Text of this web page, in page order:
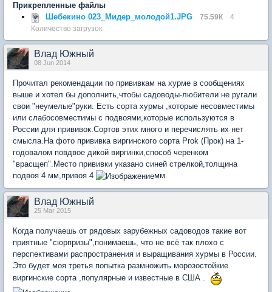
Прикрепленные файлы
Шебекино 023_Мидер_молодой1.JPG
75.59К
4
Количество загрузок:
Влад Южный
08 Jun 2014
Прочитал рекомендации по прививкам на хурме в сообщениях
выше и хотел бы дополнить,чтобы садоводы-любители не ругали
свои "неумелые"руки. Есть сорта хурмы ,которые несовместимы
или слабосовместимы с подвоями,которые используются в
России для прививок.Сортов этих много и перечислять их нет
смысла.На фото прививка виргинского сорта Prok (Прок) на 1-
годовалом повдвое дикой виргинки,способ черенком
"врасщеп".Место прививки указано синей стрелкой,толщина
подвоя 4 мм,привоя 4
мм.
Влад Южный
25 Mar 2015
Когда получаешь от рядовых зарубежных садоводов такие вот
приятные "сюрпризы",понимаешь, что не всё так плохо с
перспективами распространения и выращивания хурмы в России.
Это будет моя третья попытка размножить морозостойкие
виргинские сорта ,популярные и известные в США .